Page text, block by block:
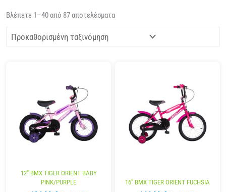
Βλέπετε 1–40 από 87 αποτελέσματα
12″ BMX TIGER ORIENT BABY
PINK/PURPLE
16″ BMX TIGER ORIENT FUCHSIA